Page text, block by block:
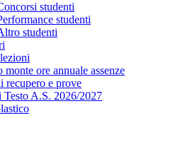
studenti
studenti
studenti
monte ore annuale assenze
recupero e prove
A.S. 2026/2027